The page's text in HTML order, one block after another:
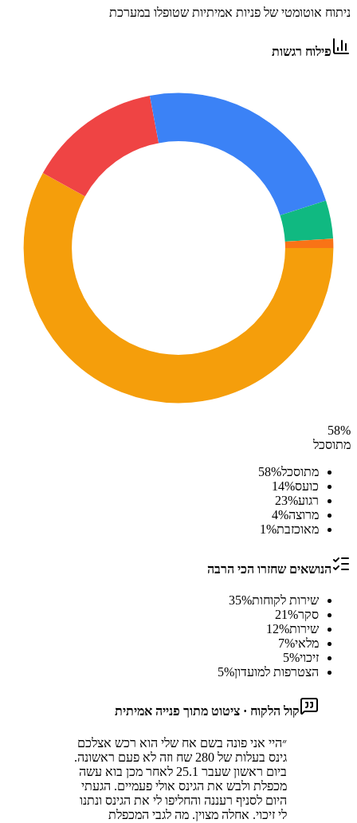
ניתוח אוטומטי של פניות אמיתיות שטופלו במערכת
פילוח רגשות
58%
מתוסכל
מתוסכל
58%
כועס
14%
רגוע
23%
מרוצה
4%
מאוכזבת
1%
הנושאים שחזרו הכי הרבה
שירות לקוחות 35%
סקר
21%
שירות
12%
מלאי
7%
זיכוי
5%
הצטרפות למועדון
5%
קול הלקוח · ציטוט מתוך פנייה אמיתית
״היי אני פונה בשם אח שלי הוא רכש אצלכם
גינס בעלות של 280 שח וזה לא פעם ראשונה.
ביום ראשון שעבר 25.1 לאחר מכן בוא עשה
מכפלת ולבש את הגינס אולי פעמיים. הגעתי
היום לסניף רעננה והחליפו לי את הגינס ונתנו
לי זיכוי. אחלה מצוין. מה לגבי המכפלת